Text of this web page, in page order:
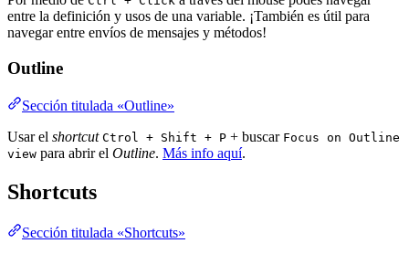
entre la definición y usos de una variable. ¡También es útil para
navegar entre envíos de mensajes y métodos!
Outline
Sección titulada «Outline»
Usar el shortcut Ctrol + Shift + P + buscar Focus on Outline
view para abrir el Outline. Más info aquí.
Shortcuts
Sección titulada «Shortcuts»